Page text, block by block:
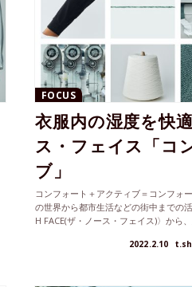
FOCUS
衣服内の湿度を快
ス・フェイス「コ
ブ」
コンフォート＋アクティブ＝コンフォ
の世界から都市生活などの街中までの
H FACE(ザ・ノース・フェイス)〉から
2022.2.10